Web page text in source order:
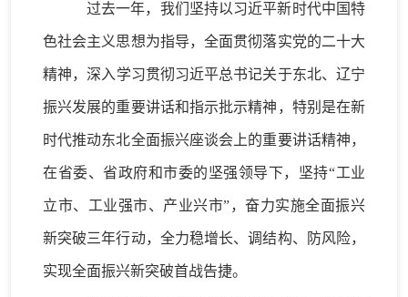
过去一年，我们坚持以习近平新时代中国特
色社会主义思想为指导，全面贯彻落实党的二十大
精神，深入 学习贯彻习近平总书记关于东北、辽宁
振兴发展的重要讲话和指示批示精神， 特别是在新
时代推动东北全面振兴座谈会上的重要讲话精神，
在省委、省政府和市委的坚强领导下，坚持“工业
立市、工业强市、产业兴市”，奋力实施全面振兴
新突破三年行动， 全力稳增长、调结构、防风险，
实现全面振兴新突破首战告捷。